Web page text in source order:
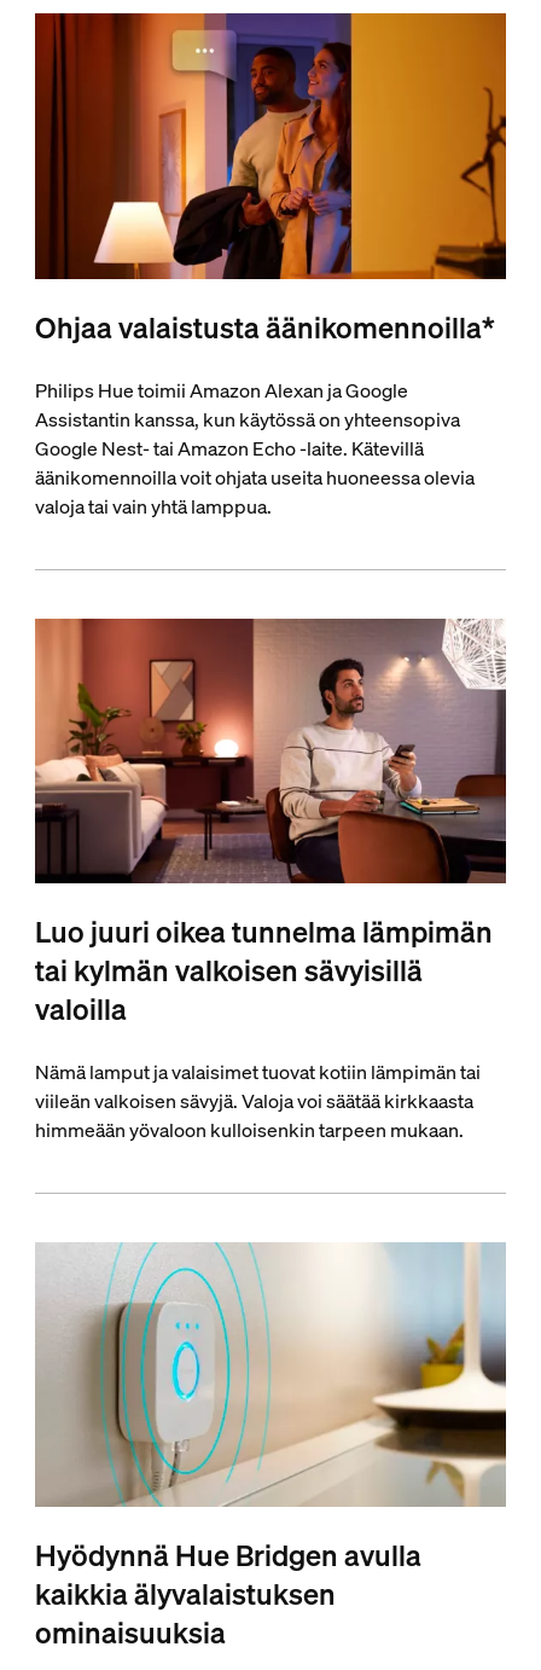
Ohjaa valaistusta äänikomennoilla*
Philips Hue toimii Amazon Alexan ja Google
Assistantin kanssa, kun käytössä on yhteensopiva
Google Nest- tai Amazon Echo -laite. Kätevillä
äänikomennoilla voit ohjata useita huoneessa olevia
valoja tai vain yhtä lamppua.
Luo juuri oikea tunnelma lämpimän
tai kylmän valkoisen sävyisillä
valoilla
Nämä lamput ja valaisimet tuovat kotiin lämpimän tai
viileän valkoisen sävyjä. Valoja voi säätää kirkkaasta
himmeään yövaloon kulloisenkin tarpeen mukaan.
Hyödynnä Hue Bridgen avulla
kaikkia älyvalaistuksen
ominaisuuksia